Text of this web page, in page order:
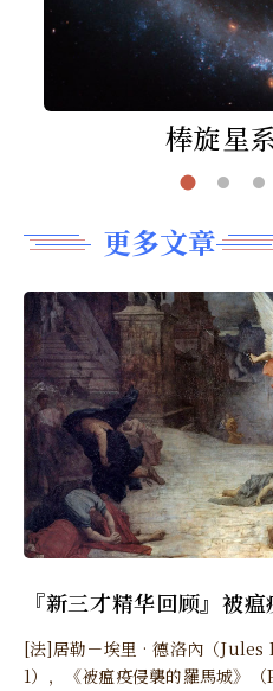
棒旋星
更多文章
『新三才精华回顾』被
[法]居勒－埃里‧德洛內（
1），《被瘟疫侵襲的羅馬城》（